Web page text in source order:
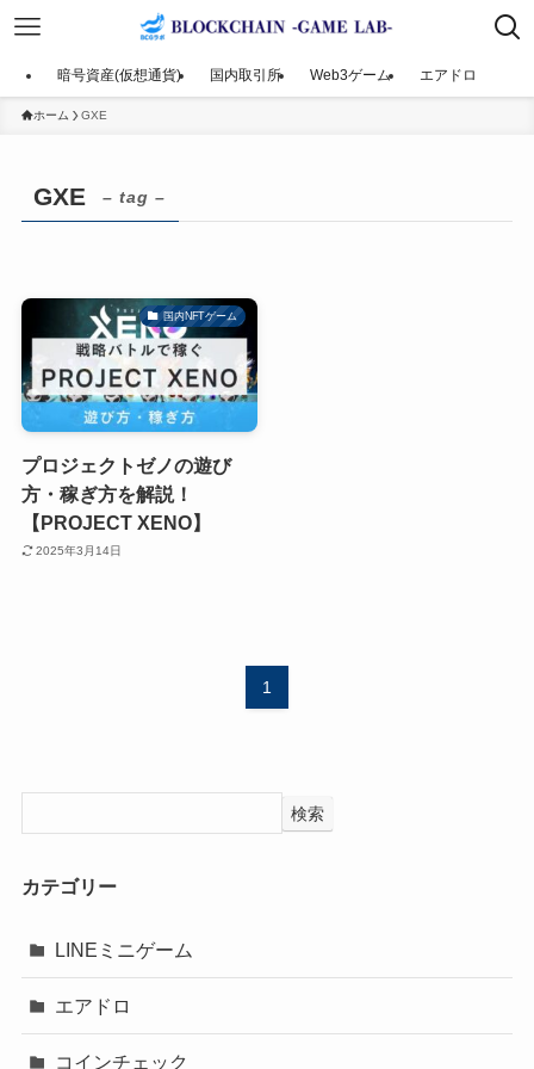
暗号資産(仮想通貨) 国内取引所 Web3ゲーム エアドロ
ホーム GXE
GXE – tag –
国内NFTゲーム
プロジェクトゼノの遊び
方・稼ぎ方を解説！
【PROJECT XENO】
2025年3月14日
1
検索
カテゴリー
LINEミニゲーム
エアドロ
コインチェック